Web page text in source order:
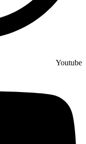
Youtube